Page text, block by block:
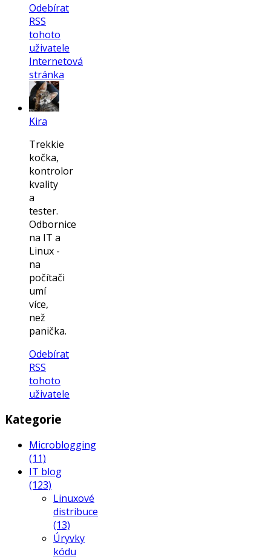
Odebírat
RSS
tohoto
uživatele
Internetová
stránka
Kira
Trekkie
kočka,
kontrolor
kvality
a
tester.
Odbornice
na IT a
Linux -
na
počítači
umí
více,
než
panička.
Odebírat
RSS
tohoto
uživatele
Kategorie
Microblogging
(11)
IT blog
(123)
Linuxové
distribuce
(13)
Úryvky
kódu